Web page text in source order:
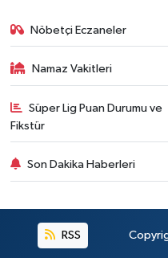
Nöbetçi Eczaneler
Namaz Vakitleri
Süper Lig Puan Durumu ve
Fikstür
Son Dakika Haberleri
RSS